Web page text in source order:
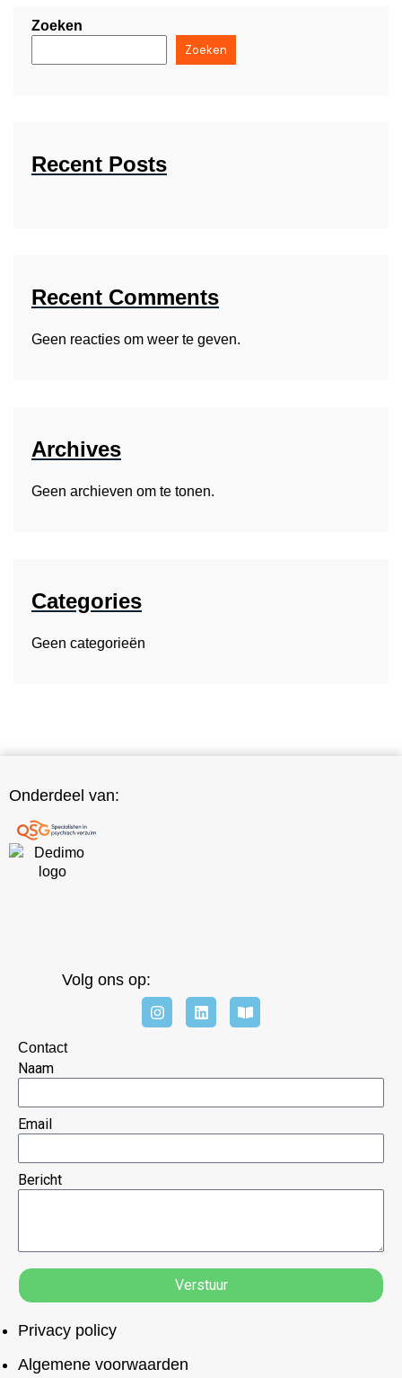
Zoeken
Zoeken
Recent Posts
Recent Comments
Geen reacties om weer te geven.
Archives
Geen archieven om te tonen.
Categories
Geen categorieën
Privacy policy
Algemene voorwaarden
Contact
Naam
Email
Bericht
Verstuur
Onderdeel van:
Volg ons op: